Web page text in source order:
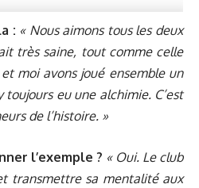
: « Nous aimons tous les deux
très saine, tout comme celle
moi avons joué ensemble un
eu une alchimie. C’est
de l’histoire. »
l’exemple ? « Oui. Le club
transmettre sa mentalité aux